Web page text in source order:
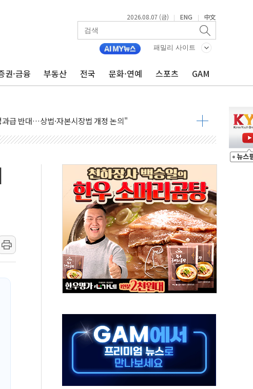
2026.08.07 (금) | ENG | 中文
패밀리 사이트
권·금융 부동산 전국 문화·연예 스포츠 GAM
황 재회…로봇·AI 데이터센터·모빌리티 구체화
나·아이온큐·도어대시↑ VS 샌디스크·피그마·앱러빈↓
주 차익실현 속 혼조세...웨스턴디지털·샌디스크↓
발사에 긴급 안보 점검회의
호조까지, 상승...호실적 보고 기업 상승세 뚜렷
민간인 '사파리' 공격… 시민들 공포감 극대화 전략
임시 주총 기대감에 홀로 상한가…마진 잔액은 사상 최고
레버리지 위험수위…숨은 차입이 더 큰 변수"
중상…대응 1단계 진압 중
손봐야, 경쟁상대 中과 비교해야"
함께하는 '선봉'의 대민 봉사
탄도미사일 1발 발사… 올해 10번째·42일 만 도발
비아에 새 안보 위기… 반군·마약카르텔이 습득해 전투 활용
아닌 무해한 표면 부식 물질"
30여분만에 진화...외국인 노동자 숨져
' 시즌2
질환·가축 피해 최소화 '총력 대응'